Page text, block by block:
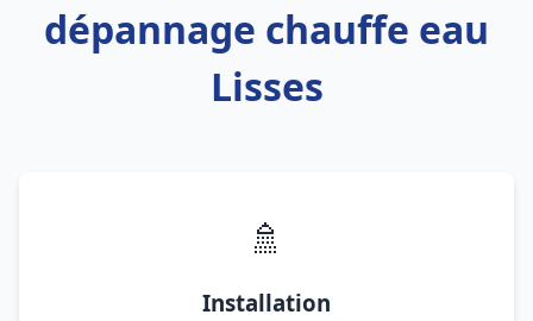
dépannage chauffe eau
Lisses
🚿
Installation